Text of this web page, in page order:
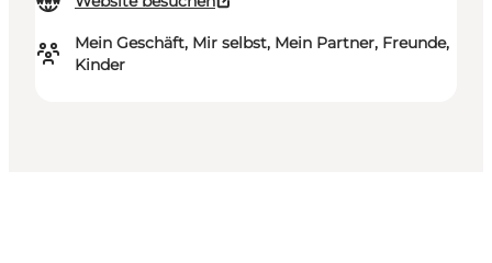
Mein Geschäft, Mir selbst, Mein Partner, Freunde,
Kinder